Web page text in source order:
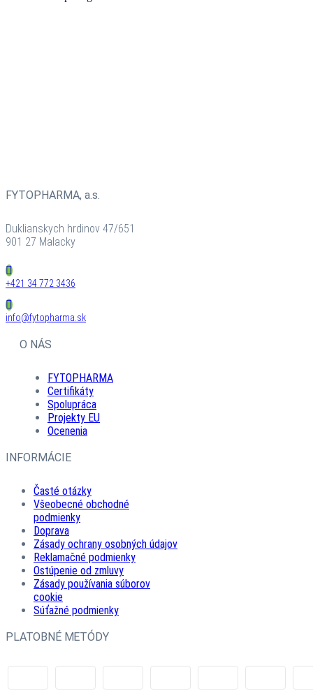
FYTOPHARMA, a.s.
Duklianskych hrdinov 47/651
901 27 Malacky
+421 34 772 3436
info@fytopharma.sk
O NÁS
FYTOPHARMA
Certifikáty
Spolupráca
Projekty EU
Ocenenia
INFORMÁCIE
Časté otázky
Všeobecné obchodné
podmienky
Doprava
Zásady ochrany osobných údajov
Reklamačné podmienky
Ostúpenie od zmluvy
Zásady používania súborov
cookie
Súťažné podmienky
PLATOBNÉ METÓDY